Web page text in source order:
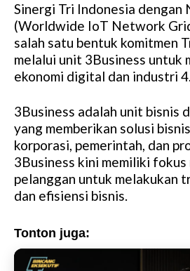
Sinergi Tri Indonesia dengan
(Worldwide IoT Network
salah satu bentuk komitmen
melalui unit 3Business untuk
ekonomi digital dan industri
3Business adalah unit bisnis
yang memberikan solusi
korporasi, pemerintah, dan
3Business kini memiliki fokus
pelanggan untuk melakukan
dan efisiensi bisnis.
Tonton juga: